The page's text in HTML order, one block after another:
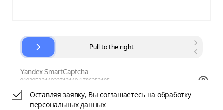
Оставляя заявку, Вы соглашаетесь на обработку
персональных данных